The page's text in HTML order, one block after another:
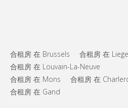
合租房 在 Brussels 合租房 在 Liege
合租房 在 Louvain-La-Neuve
合租房 在 Mons
合租房 在
合租房 在 Gand